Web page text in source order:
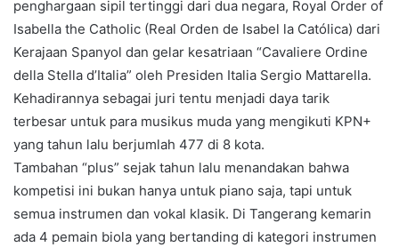
penghargaan sipil tertinggi dari dua negara, Royal Order of
Isabella the Catholic (Real Orden de Isabel la Católica) dari
Kerajaan Spanyol dan gelar kesatriaan “Cavaliere Ordine
della Stella d’Italia” oleh Presiden Italia Sergio Mattarella.
Kehadirannya sebagai juri tentu menjadi daya tarik
terbesar untuk para musikus muda yang mengikuti KPN+
yang tahun lalu berjumlah 477 di 8 kota.
Tambahan “plus” sejak tahun lalu menandakan bahwa
kompetisi ini bukan hanya untuk piano saja, tapi untuk
semua instrumen dan vokal klasik. Di Tangerang kemarin
ada 4 pemain biola yang bertanding di kategori instrumen